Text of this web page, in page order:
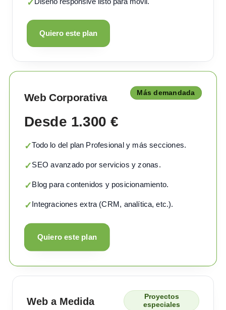
✓
Quiero este plan
Web Corporativa Más demandada
Desde 1.300 €
✓Todo lo del plan Profesional y más secciones.
✓SEO avanzado por servicios y zonas.
✓Blog para contenidos y posicionamiento.
✓Integraciones extra (CRM, analítica, etc.).
Quiero este plan
Web a Medida
Proyectos
especiales